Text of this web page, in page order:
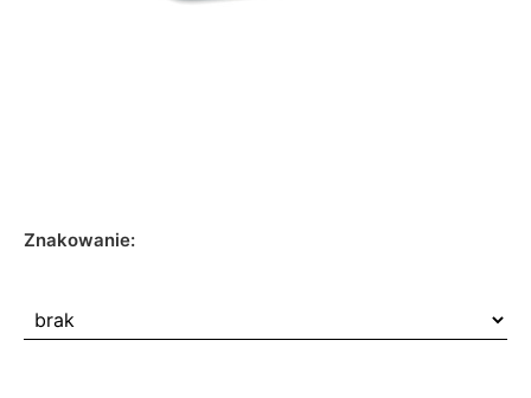
Znakowanie: